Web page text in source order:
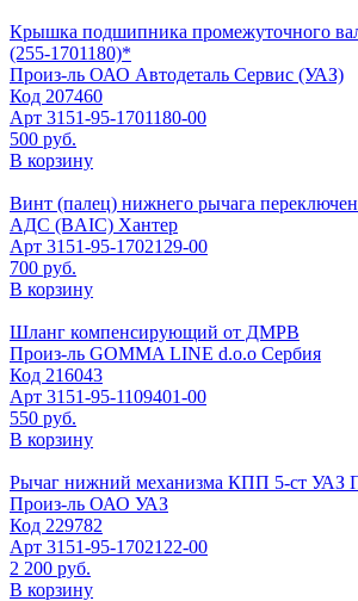
Крышка подшипника промежуточного
(255-1701180)*
Произ-ль ОАО Автодеталь Сервис (УАЗ)
Код 207460
Арт 3151-95-1701180-00
500 руб.
В корзину
Винт (палец) нижнего рычага
АДС (BAIC) Хантер
Арт 3151-95-1702129-00
700 руб.
В корзину
Шланг компенсирующий от ДМРВ
Произ-ль GOMMA LINE d.o.o Сербия
Код 216043
Арт 3151-95-1109401-00
550 руб.
В корзину
Рычаг нижний механизма КПП 5-ст УАЗ
Произ-ль ОАО УАЗ
Код 229782
Арт 3151-95-1702122-00
2 200 руб.
В корзину